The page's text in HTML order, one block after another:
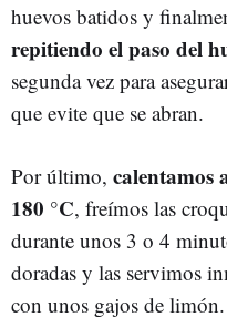
huevos batidos y
repitiendo el paso del
segunda vez para
que evite que se abran.
Por último, calentamos
180 °C, freímos las
durante unos 3 o 4
doradas y las servimos
con unos gajos de limón.